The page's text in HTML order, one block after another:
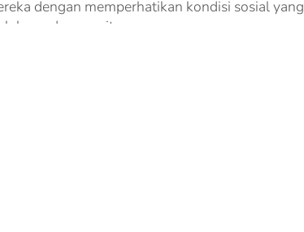
dengan memperhatikan kondisi sosial yang
pada masa itu....